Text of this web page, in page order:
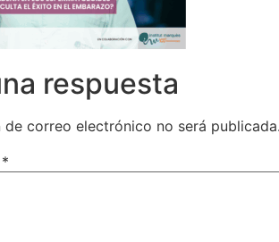
respuesta
de correo electrónico no será publicada.
*